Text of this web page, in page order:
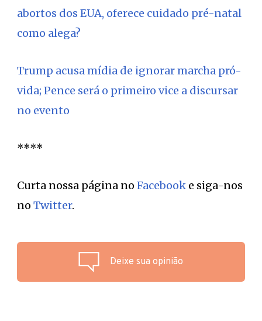
abortos dos EUA, oferece cuidado pré-natal
como alega?
Trump acusa mídia de ignorar marcha pró-
vida; Pence será o primeiro vice a discursar
no evento
****
Curta nossa página no Facebook e siga-nos
no Twitter.
Deixe sua opinião